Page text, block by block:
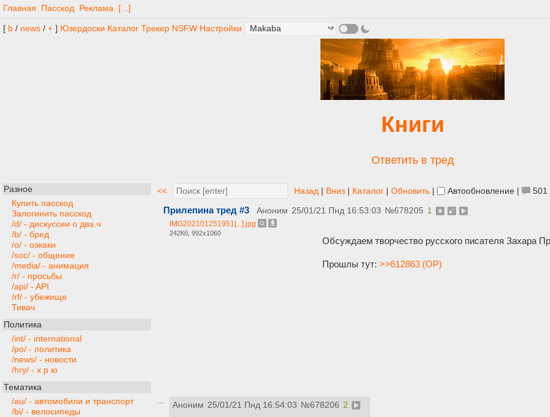
Главная Пасскод Реклама [...]
[ b / news / + ] Юзердоски Каталог Трекер NSFW Настройки
Книги
Ответить в тред
Разное
Купить пасскод
Залогинить пасскод
/d/ - дискуссии о два.ч
/b/ - бред
/o/ - оэкаки
/soc/ - общение
/media/ - анимация
/r/ - просьбы
/api/ - API
/rf/ - убежище
Тивач
Политика
/int/ - international
/po/ - политика
/news/ - новости
/hry/ - х р ю
Тематика
/au/ - автомобили и транспорт
/bi/ - велосипеды
<< Назад | Вниз | Каталог | Обновить | Автообновление | 501
Прилепина тред #3 Аноним 25/01/21 Пнд 16:53:03 №678205 1
IMG202101251951[...].jpg
242Кб, 992x1060
Обсуждаем творчество русского писателя Захара
Прошлы тут: >>612863 (OP)
Аноним 25/01/21 Пнд 16:54:03 №678206 2